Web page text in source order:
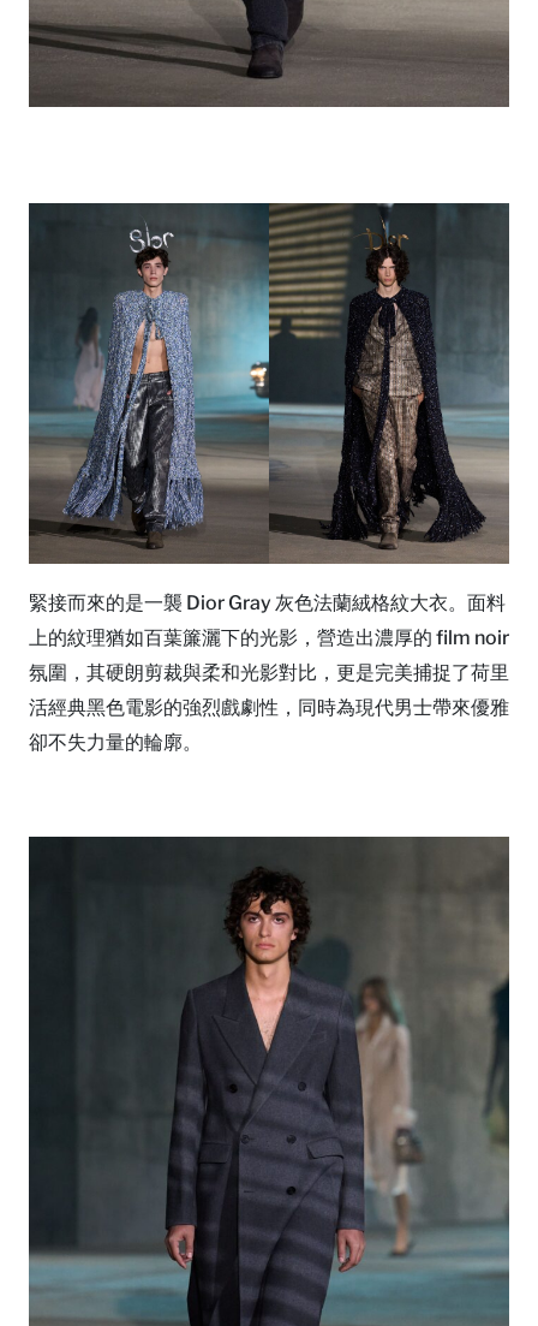
緊接而來的是一襲 Dior Gray 灰色法蘭絨格紋大衣。面料
上的紋理猶如百葉簾灑下的光影，營造出濃厚的 film noir
氛圍，其硬朗剪裁與柔和光影對比，更是完美捕捉了荷里
活經典黑色電影的強烈戲劇性，同時為現代男士帶來優雅
卻不失力量的輪廓。